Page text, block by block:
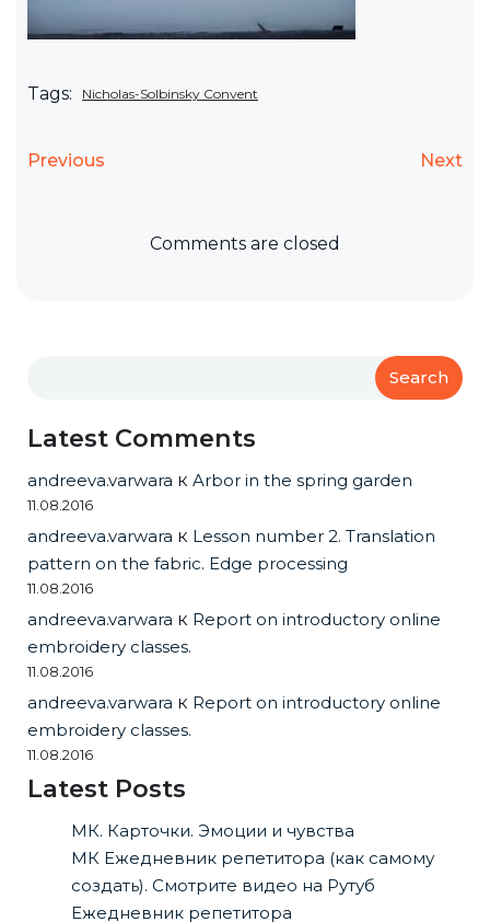
Tags: Nicholas-Solbinsky Convent
Previous Next
Comments are closed
Search
Latest Comments
andreeva.varwara к Arbor in the spring garden
11.08.2016
andreeva.varwara к Lesson number 2. Translation
pattern on the fabric. Edge processing
11.08.2016
andreeva.varwara к Report on introductory online
embroidery classes.
11.08.2016
andreeva.varwara к Report on introductory online
embroidery classes.
11.08.2016
Latest Posts
МК. Карточки. Эмоции и чувства
МК Ежедневник репетитора (как самому
создать). Смотрите видео на Рутуб
Ежедневник репетитора